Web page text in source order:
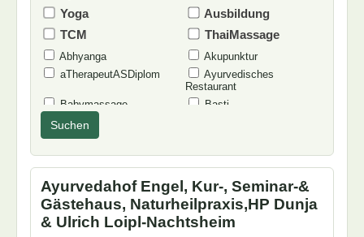
Yoga
Ausbildung
TCM
ThaiMassage
Abhyanga
Akupunktur
aTherapeutASDiplom
Ayurvedisches
Restaurant
Babymassage
Basti
Dorn-Breuss
Dufttest
Ernährungsberatung
EssenVegetarisch
Garshan
Heilpraktiker(in)
inAusbildung
Jyotish
Karna Purana
Khajuraho
Suchen
Ayurvedahof Engel, Kur-, Seminar-&
Gästehaus, Naturheilpraxis,HP Dunja
& Ulrich Loipl-Nachtsheim